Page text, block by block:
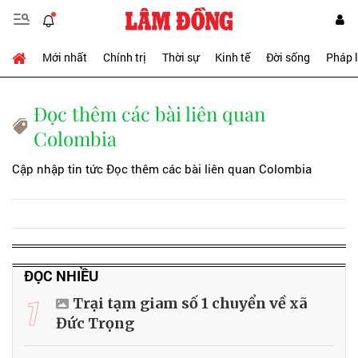
Mới nhất Chính trị Thời sự Kinh tế Đời sống Pháp
Đọc thêm các bài liên quan
Colombia
Cập nhập tin tức Đọc thêm các bài liên quan Colombia
ĐỌC NHIỀU
1
Trại tạm giam số 1 chuyển về xã
Đức Trọng